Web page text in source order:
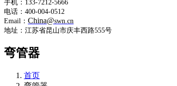
手机：133-7212-5666
电话：400-004-0512
Email： China@swn.cn
地址：江苏省昆山市庆丰西路555号
弯管器
首页